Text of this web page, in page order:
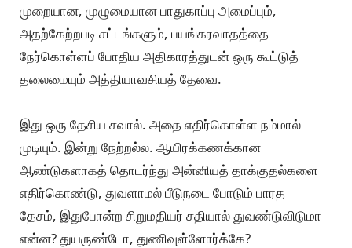
முறையான, முழுமையான பாதுகாப்பு அமைப்பும்,
அதற்கேற்றபடி சட்டங்களும், பயங்கரவாதத்தை
நேர்கொள்ளப் போதிய அதிகாரத்துடன் ஒரு கூட்டுத்
தலைமையும் அத்தியாவசியத் தேவை.
இது ஒரு தேசிய சவால். அதை எதிர்கொள்ள நம்மால்
முடியும். இன்று நேற்றல்ல. ஆயிரக்கணக்கான
ஆண்டுகளாகத் தொடர்ந்து அன்னியத் தாக்குதல்களை
எதிர்கொண்டு, துவளாமல் பீடுநடை போடும் பாரத
தேசம், இதுபோன்ற சிறுமதியர் சதியால் துவண்டுவிடுமா
என்ன? துயருண்டோ, துணிவுள்ளோர்க்கே?